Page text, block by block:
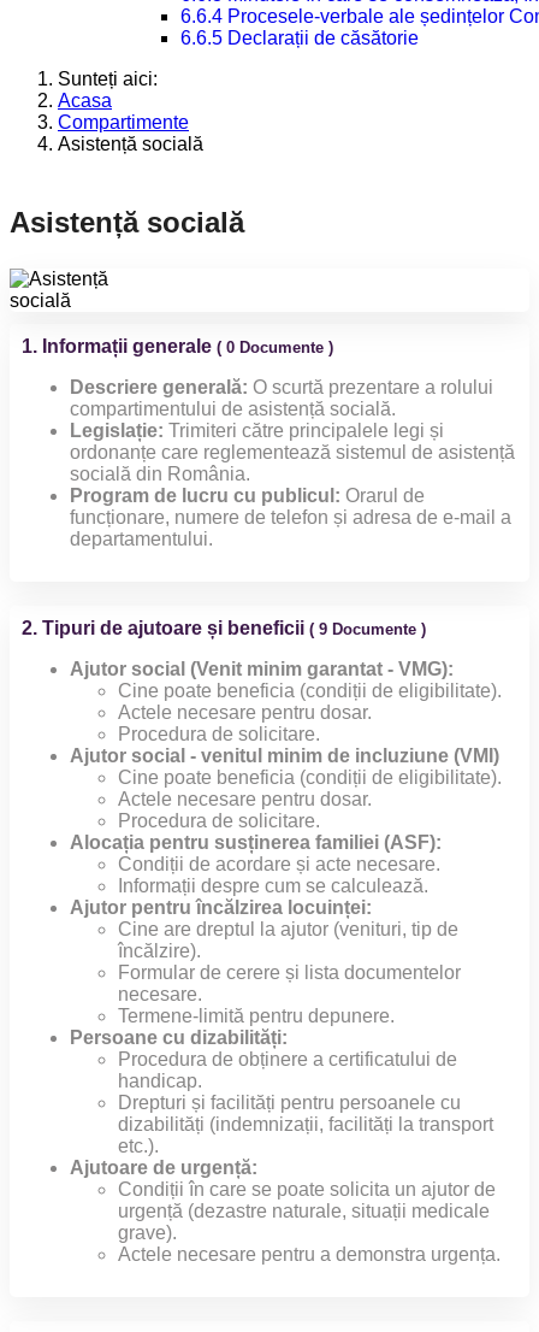
6.6.4 Procesele-verbale ale ședințelor
6.6.5 Declarații de căsătorie
Sunteți aici:
Acasa
Compartimente
Asistență socială
Asistență socială
1. Informații generale ( 0 Documente )
Descriere generală: O scurtă prezentare a rolului
compartimentului de asistență socială.
Legislație: Trimiteri către principalele legi și
ordonanțe care reglementează sistemul de asistență
socială din România.
Program de lucru cu publicul: Orarul de
funcționare, numere de telefon și adresa de e-mail a
departamentului.
2. Tipuri de ajutoare și beneficii ( 9 Documente )
Ajutor social (Venit minim garantat - VMG):
Cine poate beneficia (condiții de eligibilitate).
Actele necesare pentru dosar.
Procedura de solicitare.
Ajutor social - venitul minim de incluziune (VMI)
Cine poate beneficia (condiții de eligibilitate).
Actele necesare pentru dosar.
Procedura de solicitare.
Alocația pentru susținerea familiei (ASF):
Condiții de acordare și acte necesare.
Informații despre cum se calculează.
Ajutor pentru încălzirea locuinței:
Cine are dreptul la ajutor (venituri, tip de
încălzire).
Formular de cerere și lista documentelor
necesare.
Termene-limită pentru depunere.
Persoane cu dizabilități:
Procedura de obținere a certificatului de
handicap.
Drepturi și facilități pentru persoanele cu
dizabilități (indemnizații, facilități la transport
etc.).
Ajutoare de urgență:
Condiții în care se poate solicita un ajutor de
urgență (dezastre naturale, situații medicale
grave).
Actele necesare pentru a demonstra urgența.